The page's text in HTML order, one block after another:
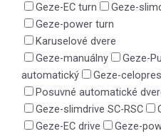
Geze-EC turn
Geze-
Geze-power turn
Karuselové dvere
Geze-manuálny
Geze-
automatický
Geze-
Posuvné automatické
Geze-slimdrive SC-RSC
Geze-EC drive
Geze-